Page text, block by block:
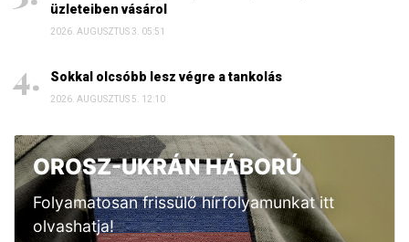
üzleteiben vásárol
2026. AUGUSZTUS 3. 05:51
Sokkal olcsóbb lesz végre a tankolás
2026. AUGUSZTUS 5. 12:10
OROSZ-UKRÁN HÁBORÚ
Folyamatosan frissülő hírfolyamunkat itt
olvashatja!